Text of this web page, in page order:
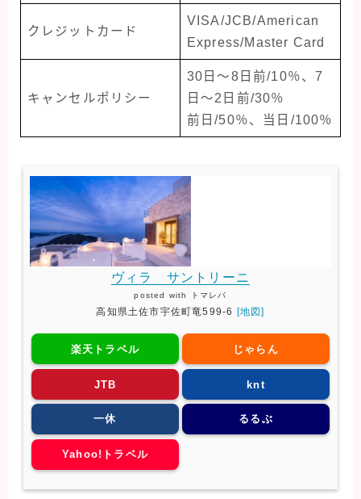
クレジットカード
VISA/JCB/American
Express/Master Card
キャンセルポリシー
30日～8日前/10％、7
日～2日前/30％
前日/50％、当日/100％
ヴィラ サントリーニ
posted with トマレバ
高知県土佐市宇佐町竜599-6 [地図]
楽天トラベル じゃらん
JTB knt
一休 るるぶ
Yahoo!トラベル